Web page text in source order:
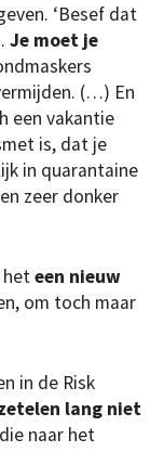
‘Besef dat
Je moet je
(…) En
een vakantie
is, dat je
in quarantaine
zeer donker
heteen nieuw
om toch maar
in de Risk
lang niet
naar het